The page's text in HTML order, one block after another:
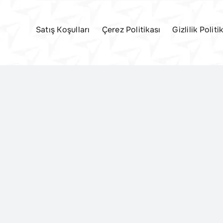
Satış Koşulları Çerez Politikası Gizlilik